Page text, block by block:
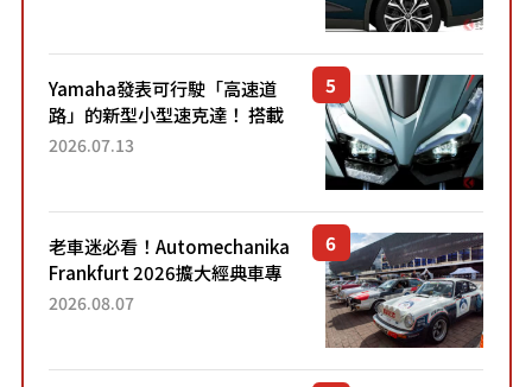
Yamaha發表可行駛「高速道
路」的新型小型速克達！ 搭載
能享受超強勁「渦輪感」的動
2026.07.13
老車迷必看！Automechanika
Frankfurt 2026擴大經典車專
區 1954年珍稀古董車現場修復
2026.08.07